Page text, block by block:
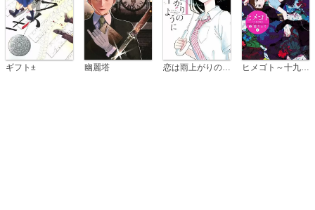
ギフト± 幽麗塔 恋は雨上がりのように ヒメゴト～十九歳の制服～